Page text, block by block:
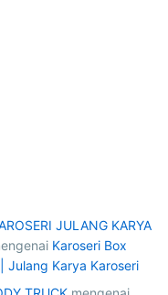
JULANG KARYA
Karoseri Box
Julang Karya Karoseri